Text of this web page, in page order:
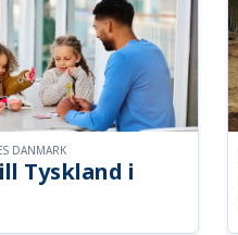
Tyskland i
DANMARK